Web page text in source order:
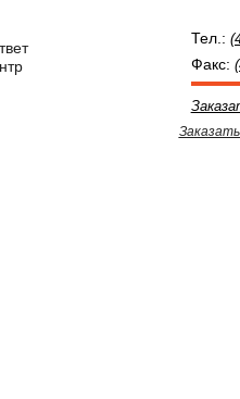
Тел.:
Факс: